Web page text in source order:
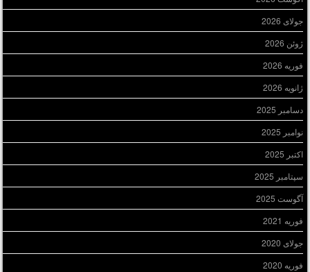
جولای 2026
ژوئن 2026
فوریه 2026
ژانویه 2026
دسامبر 2025
نوامبر 2025
اکتبر 2025
سپتامبر 2025
آگوست 2025
فوریه 2021
جولای 2020
فوریه 2020